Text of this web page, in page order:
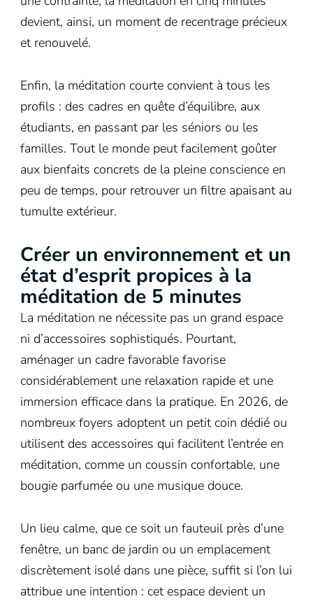
devient, ainsi, un moment de recentrage précieux
et renouvelé.
Enfin, la méditation courte convient à tous les
profils : des cadres en quête d’équilibre, aux
étudiants, en passant par les séniors ou les
familles. Tout le monde peut facilement goûter
aux bienfaits concrets de la pleine conscience en
peu de temps, pour retrouver un filtre apaisant au
tumulte extérieur.
Créer un environnement et un
état d’esprit propices à la
méditation de 5 minutes
La méditation ne nécessite pas un grand espace
ni d’accessoires sophistiqués. Pourtant,
aménager un cadre favorable favorise
considérablement une relaxation rapide et une
immersion efficace dans la pratique. En 2026, de
nombreux foyers adoptent un petit coin dédié ou
utilisent des accessoires qui facilitent l’entrée en
méditation, comme un coussin confortable, une
bougie parfumée ou une musique douce.
Un lieu calme, que ce soit un fauteuil près d’une
fenêtre, un banc de jardin ou un emplacement
discrètement isolé dans une pièce, suffit si l’on lui
attribue une intention : cet espace devient un